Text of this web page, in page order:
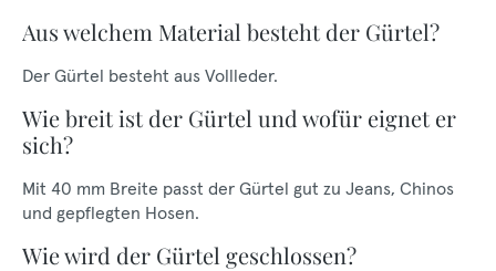
Aus welchem Material besteht der Gürtel?
Der Gürtel besteht aus Vollleder.
Wie breit ist der Gürtel und wofür eignet er
sich?
Mit 40 mm Breite passt der Gürtel gut zu Jeans, Chinos
und gepflegten Hosen.
Wie wird der Gürtel geschlossen?